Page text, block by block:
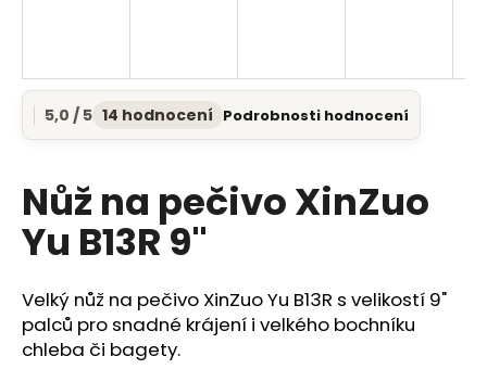
Průměrné
hodnocení
je
5,0
z
5
5,0 / 5 14 hodnocení Podrobnosti hodnocení
Nůž na pečivo XinZuo
Yu B13R 9"
Velký nůž na pečivo XinZuo Yu B13R s velikostí 9"
palců pro snadné krájení i velkého bochníku
chleba či bagety.
í
?
D